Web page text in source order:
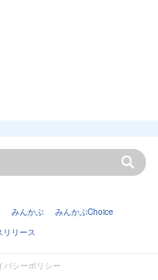
みんかぶ
みんかぶChoice
リリース
バシーポリシー